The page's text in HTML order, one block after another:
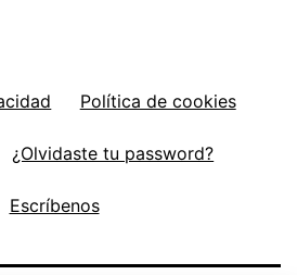
Política de cookies
¿Olvidaste tu password?
Escríbenos